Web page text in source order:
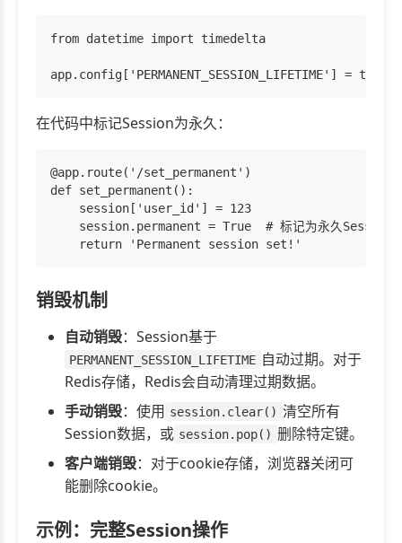
from datetime import timedelta
在代码中标记Session为永久：
@app.route('/set_permanent')
def set_permanent():
    session['user_id'] = 123
    session.permanent = True  # 标记为永久Session
销毁机制
自动销毁：Session基于
PERMANENT_SESSION_LIFETIME 自动过期。对于
Redis存储，Redis会自动清理过期数据。
手动销毁：使用 session.clear() 清空所有
Session数据，或 session.pop() 删除特定键。
客户端销毁：对于cookie存储，浏览器关闭可
能删除cookie。
示例：完整Session操作